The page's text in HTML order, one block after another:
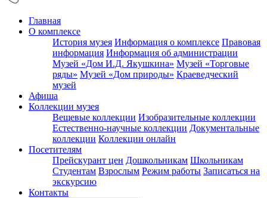
Главная
О комплексе
История музея Информация о комплексе Правовая
информация Информация об администрации
Музей «Дом И.Д. Якушкина» Музей «Торговые
ряды» Музей «Дом природы» Краеведческий
музей
Афиша
Коллекции музея
Вещевые коллекции Изобразительные коллекции
Естественно-научные коллекции Документальные
коллекции Коллекции онлайн
Посетителям
Прейскурант цен Дошкольникам Школьникам
Студентам Взрослым Режим работы Записаться на
экскурсию
Контакты